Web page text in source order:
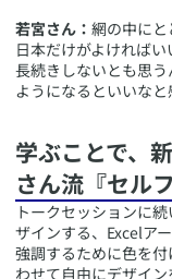
若宮さん： 網の中にと
日本だけがよければ
長続きしないとも思
ようになるといいなと
学ぶことで、
さん流『セル
トークセッションに
ザインする、Excelア
強調するために色を
わせて自由にデザイン